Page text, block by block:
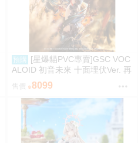
預購
[星爆貓PVC專賣]GSC VOC
ALOID 初音未來 十面埋伏Ver. 再
版 預計2027/10到貨
售價 8099